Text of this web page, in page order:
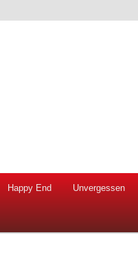
Happy End Unvergessen